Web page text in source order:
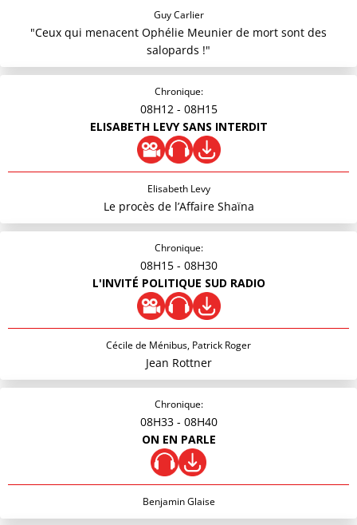
Guy Carlier
"Ceux qui menacent Ophélie Meunier de mort sont des
salopards !"
Chronique:
08H12 - 08H15
ELISABETH LEVY SANS INTERDIT
Elisabeth Levy
Le procès de l’Affaire Shaïna
Chronique:
08H15 - 08H30
L'INVITÉ POLITIQUE SUD RADIO
Cécile de Ménibus, Patrick Roger
Jean Rottner
Chronique:
08H33 - 08H40
ON EN PARLE
Benjamin Glaise